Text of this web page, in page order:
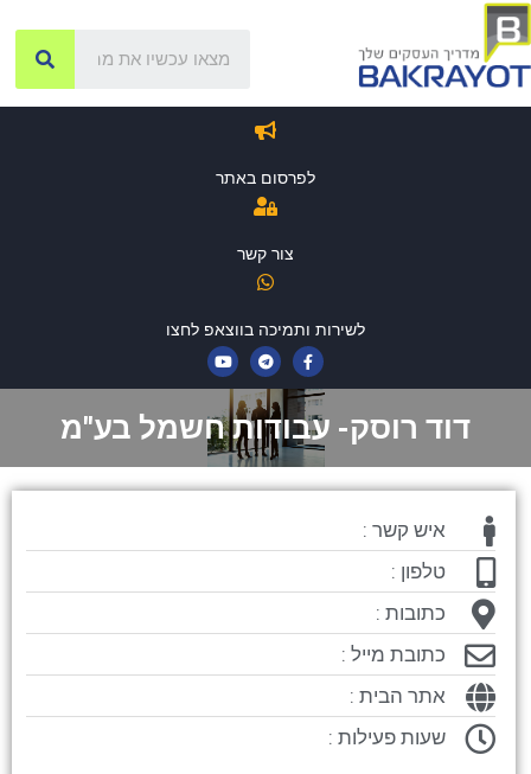
לפרסום באתר
צור קשר
לשירות ותמיכה בווצאפ לחצו
דוד רוסק- עבודות חשמל בע"מ
איש קשר :
טלפון :
כתובות :
כתובת מייל :
אתר הבית :
שעות פעילות :